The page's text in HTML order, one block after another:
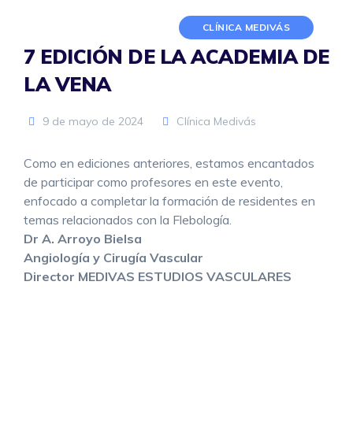
CLÍNICA MEDIVÁS
7 EDICIÓN DE LA ACADEMIA DE
LA VENA
9 de mayo de 2024 Clínica Medivás
Como en ediciones anteriores, estamos encantados
de participar como profesores en este evento,
enfocado a completar la formación de residentes en
temas relacionados con la Flebología.
Dr A. Arroyo Bielsa
Angiología y Cirugía Vascular
Director MEDIVAS ESTUDIOS VASCULARES